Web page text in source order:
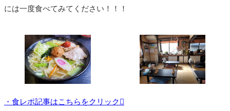
には一度食べてみてください！！！
・食レポ記事はこちらをクリック